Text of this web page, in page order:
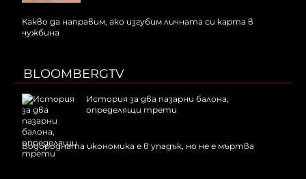
Какво да направим, ако изгубим личната си карта в
чужбина
BLOOMBERGTV
История за два пазарни балона,
определящи трети
Водородната икономика е в упадък, но не е мъртва